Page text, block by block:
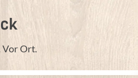
Vor Ort.